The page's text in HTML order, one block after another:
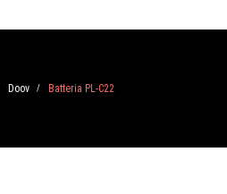
Doov / Batteria PL-C22